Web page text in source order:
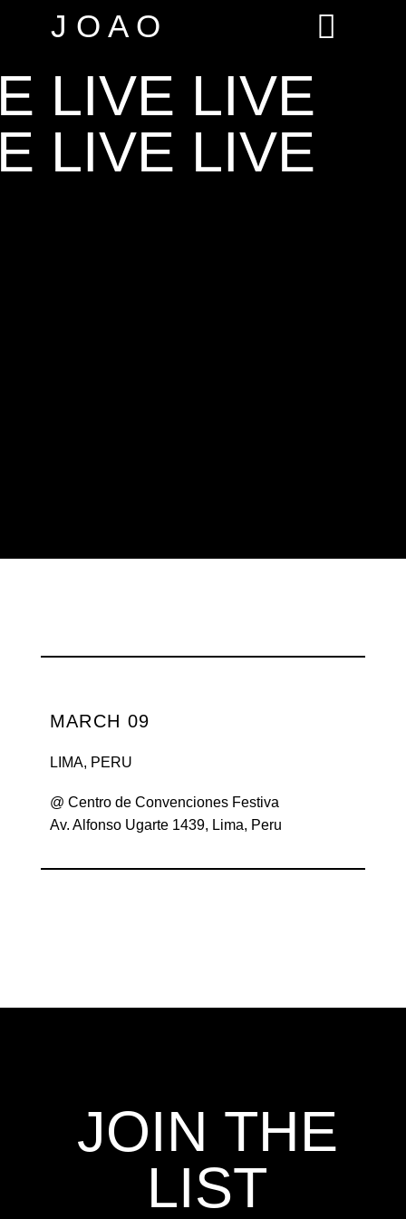
J O A O
LIVE LIVE
LIVE LIVE
MARCH 09
LIMA, PERU
@ Centro de Convenciones Festiva
Av. Alfonso Ugarte 1439, Lima, Peru
JOIN THE
LIST